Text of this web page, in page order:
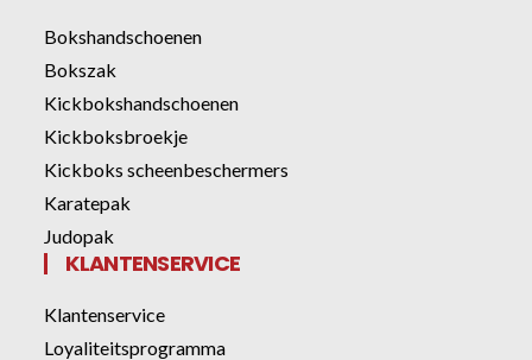
Bokshandschoenen
Bokszak
Kickbokshandschoenen
Kickboksbroekje
Kickboks scheenbeschermers
Karatepak
Judopak
KLANTENSERVICE
Klantenservice
Loyaliteitsprogramma